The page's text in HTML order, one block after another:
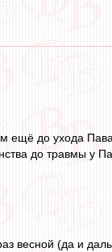
ещё до ухода
до травмы у
весной (да и